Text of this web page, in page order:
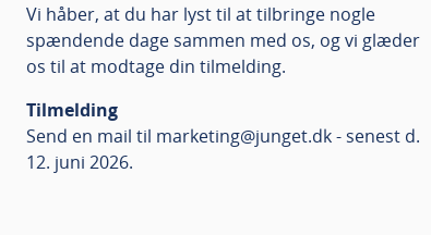
Vi håber, at du har lyst til at tilbringe nogle
spændende dage sammen med os, og vi glæder
os til at modtage din tilmelding.
Tilmelding
Send en mail til marketing@junget.dk - senest d.
12. juni 2026.